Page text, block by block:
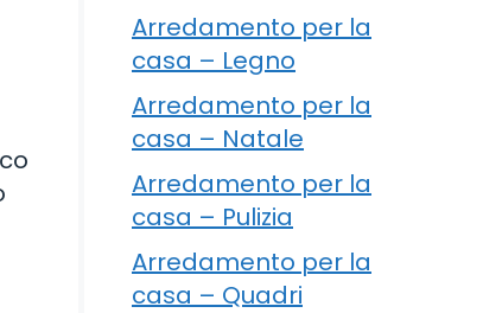
Arredamento per la
casa – Legno
Arredamento per la
casa – Natale
Arredamento per la
casa – Pulizia
Arredamento per la
casa – Quadri